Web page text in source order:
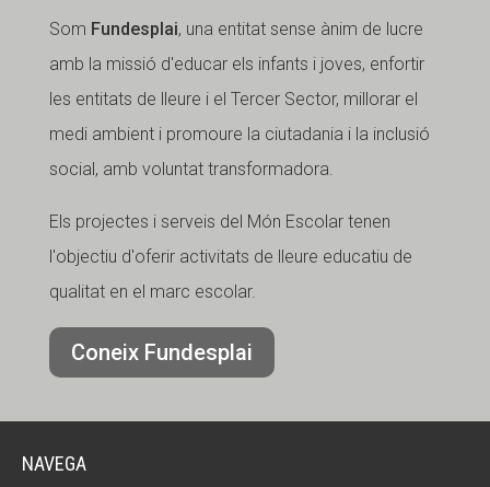
Som Fundesplai, una entitat sense ànim de lucre
amb la missió d'educar els infants i joves, enfortir
les entitats de lleure i el Tercer Sector, millorar el
medi ambient i promoure la ciutadania i la inclusió
social, amb voluntat transformadora.
Els projectes i serveis del Món Escolar tenen
l'objectiu d'oferir activitats de lleure educatiu de
qualitat en el marc escolar.
Coneix Fundesplai
NAVEGA